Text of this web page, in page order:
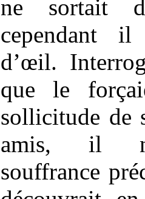
ne sortait
cependant
d’œil.
que le
sollicitude de
amis, il
souffrance